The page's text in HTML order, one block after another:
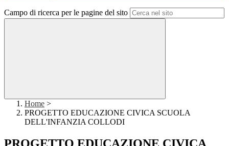
Campo di ricerca per le pagine del sito
Home >
PROGETTO EDUCAZIONE CIVICA SCUOLA
DELL'INFANZIA COLLODI